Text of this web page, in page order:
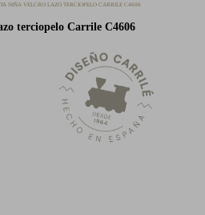
NIÑA VELCRO LAZO TERCIOPELO CARRILE C4606
terciopelo Carrile C4606